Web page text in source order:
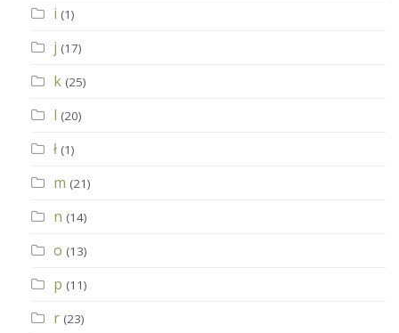
i (1)
j (17)
k (25)
l (20)
ł (1)
m (21)
n (14)
o (13)
p (11)
r (23)